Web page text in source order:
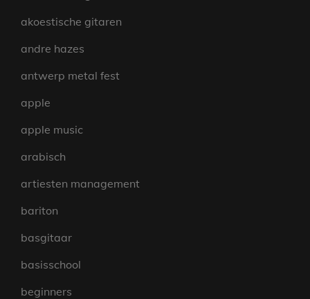
akoestische gitaren
andre hazes
antwerp metal fest
apple
apple music
arabisch
artiesten management
bariton
basgitaar
basisschool
beginners